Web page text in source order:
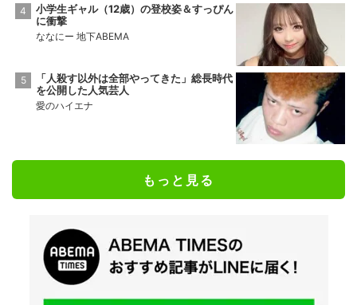
小学生ギャル（12歳）の登校姿＆すっぴん
に衝撃
ななにー 地下ABEMA
「人殺す以外は全部やってきた」総長時代
を公開した人気芸人
愛のハイエナ
もっと見る